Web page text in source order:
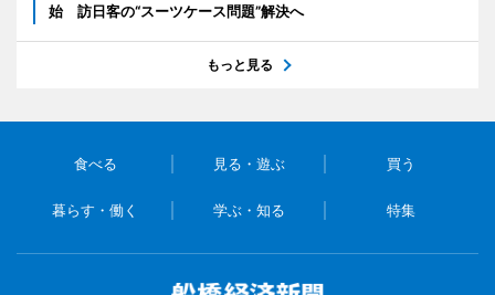
始 訪日客の“スーツケース問題”解決へ
もっと見る
食べる 見る・遊ぶ 買う
暮らす・働く 学ぶ・知る 特集